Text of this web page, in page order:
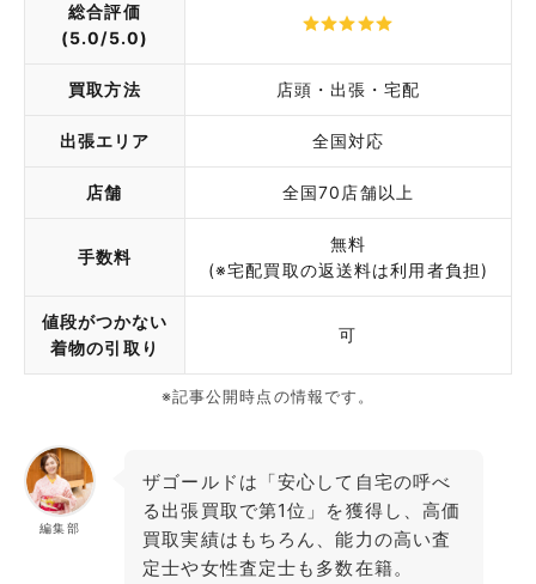
総合評価
(5.0/5.0)
買取方法 店頭・出張・宅配
出張エリア 全国対応
店舗 全国70店舗以上
手数料
無料
(※宅配買取の返送料は利用者負担)
値段がつかない
着物の引取り
可
※記事公開時点の情報です。
編集部
ザゴールドは「安心して自宅の呼べ
る出張買取で第1位」を獲得し、高価
買取実績はもちろん、能力の高い査
定士や女性査定士も多数在籍。